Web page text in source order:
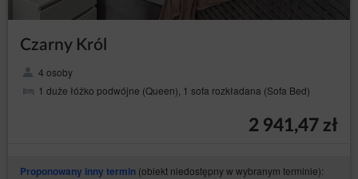
Czarny Król
4 osoby
1 duże łóżko podwójne (Queen), 1 sofa rozkładana (Sofa Bed)
2 941,47 zł
Proponowany inny termin (obiekt niedostępny w wybranym terminie):